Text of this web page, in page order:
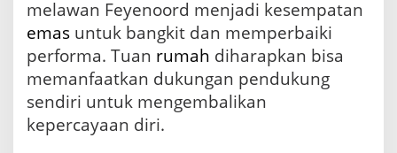
emas untuk bangkit dan memperbaiki
performa. Tuan rumah diharapkan bisa
memanfaatkan dukungan pendukung
sendiri untuk mengembalikan
kepercayaan diri.